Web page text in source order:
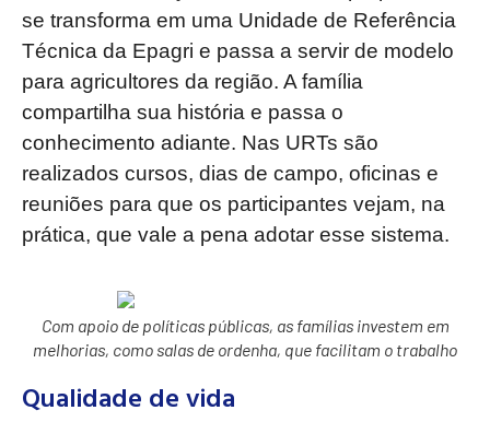
se transforma em uma Unidade de Referência
Técnica da Epagri e passa a servir de modelo
para agricultores da região. A família
compartilha sua história e passa o
conhecimento adiante. Nas URTs são
realizados cursos, dias de campo, oficinas e
reuniões para que os participantes vejam, na
prática, que vale a pena adotar esse sistema.
Com apoio de políticas públicas, as famílias investem em
melhorias, como salas de ordenha, que facilitam o trabalho
Qualidade de vida